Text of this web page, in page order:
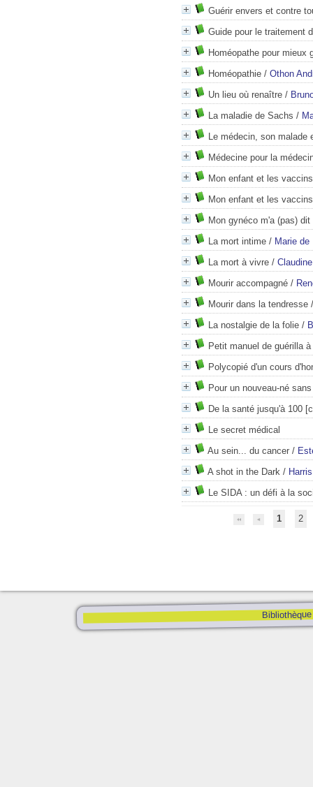
Guérir envers et contre
Guide pour le traitement
Homéopathe pour mieux
Homéopathie / Othon
Un lieu où renaître /
La maladie de Sachs /
Le médecin, son malade
Médecine pour la
Mon enfant et les vaccins
Mon enfant et les vaccins
Mon gynéco m'a (pas) dit
La mort intime / Marie de
La mort à vivre /
Mourir accompagné /
Mourir dans la tendresse
La nostalgie de la folie /
Petit manuel de guérilla
Polycopié d'un cours
Pour un nouveau-né
De la santé jusqu'à 100
Le secret médical
Au sein... du cancer /
A shot in the Dark /
Le SIDA : un défi à la
1 2